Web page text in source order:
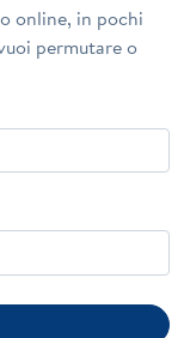
online, in pochi
permutare o